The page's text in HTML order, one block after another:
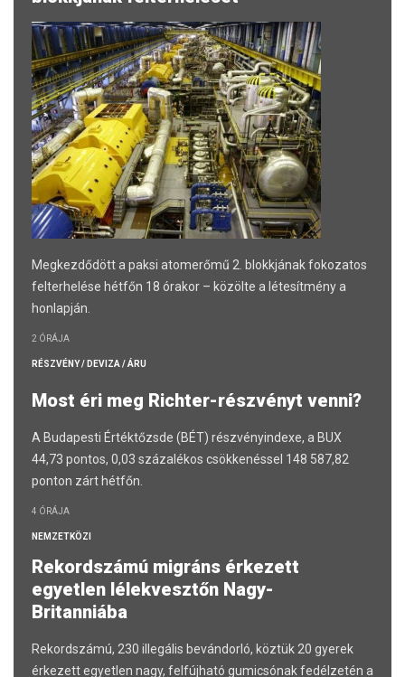
Megkezdődött a paksi atomerőmű 2. blokkjának fokozatos
felterhelése hétfőn 18 órakor – közölte a létesítmény a
honlapján.
2 ÓRÁJA
RÉSZVÉNY / DEVIZA / ÁRU
Most éri meg Richter-részvényt venni?
A Budapesti Értéktőzsde (BÉT) részvényindexe, a BUX
44,73 pontos, 0,03 százalékos csökkenéssel 148 587,82
ponton zárt hétfőn.
4 ÓRÁJA
NEMZETKÖZI
Rekordszámú migráns érkezett
egyetlen lélekvesztőn Nagy-
Britanniába
Rekordszámú, 230 illegális bevándorló, köztük 20 gyerek
érkezett egyetlen nagy, felfújható gumicsónak fedélzetén a